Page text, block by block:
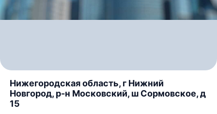
Нижегородская область, г Нижний
Новгород, р-н Московский, ш Сормовское, д
15